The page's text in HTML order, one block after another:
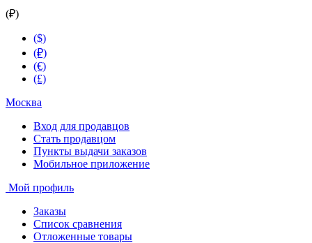
(₽)
($)
(₽)
(€)
(£)
Москва
Вход для продавцов
Стать продавцом
Пункты выдачи заказов
Мобильное приложение
Мой профиль
Заказы
Список сравнения
Отложенные товары